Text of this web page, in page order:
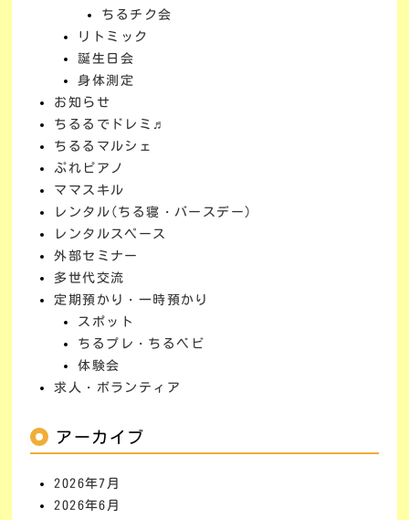
ちるチク会
リトミック
誕生日会
身体測定
お知らせ
ちるるでドレミ♬
ちるるマルシェ
ぷれピアノ
ママスキル
レンタル(ちる寝・バースデー)
レンタルスペース
外部セミナー
多世代交流
定期預かり・一時預かり
スポット
ちるプレ・ちるベビ
体験会
求人・ボランティア
アーカイブ
2026年7月
2026年6月